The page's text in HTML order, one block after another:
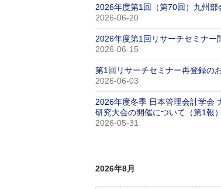
2026年度第1回（第70回）九州部
2026-06-20
2026年度第1回リサーチセミナー
2026-06-15
第1回リサーチセミナー再登録の
2026-06-03
2026年度冬季 日本管理会計学会
研究大会の開催について（第1報）
2026-05-31
2026年8月